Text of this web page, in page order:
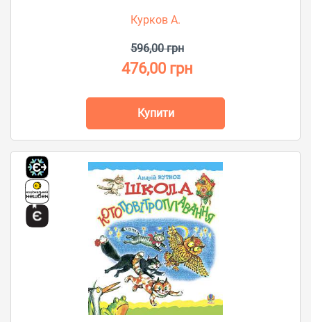
Курков А.
596,00 грн
476,00 грн
Купити